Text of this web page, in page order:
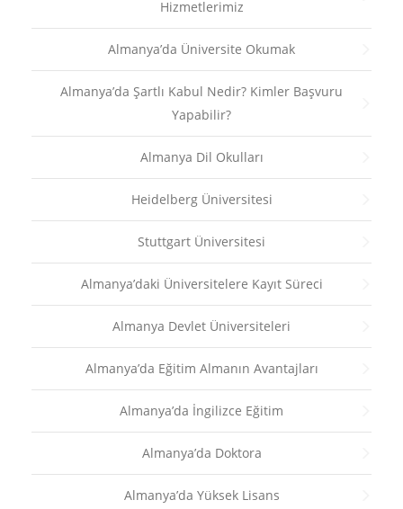
Hizmetlerimiz
Almanya’da Üniversite Okumak
Almanya’da Şartlı Kabul Nedir? Kimler Başvuru
Yapabilir?
Almanya Dil Okulları
Heidelberg Üniversitesi
Stuttgart Üniversitesi
Almanya’daki Üniversitelere Kayıt Süreci
Almanya Devlet Üniversiteleri
Almanya’da Eğitim Almanın Avantajları
Almanya’da İngilizce Eğitim
Almanya’da Doktora
Almanya’da Yüksek Lisans